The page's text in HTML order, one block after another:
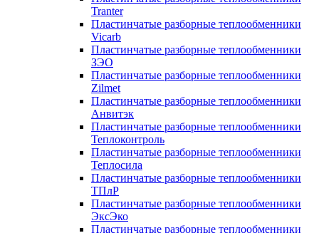
Tranter
Пластинчатые разборные теплообменники
Vicarb
Пластинчатые разборные теплообменники
ЗЭО
Пластинчатые разборные теплообменники
Zilmet
Пластинчатые разборные теплообменники
Анвитэк
Пластинчатые разборные теплообменники
Теплоконтроль
Пластинчатые разборные теплообменники
Теплосила
Пластинчатые разборные теплообменники
ТПлР
Пластинчатые разборные теплообменники
ЭксЭко
Пластинчатые разборные теплообменники